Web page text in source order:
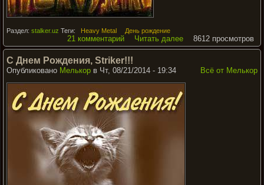
Раздел: stalker.uz Теги: Heavy Metal День рождение
21 комментарий Читать далее 8612 просмотров
С Днем Рождения, Striker!!!
Всё от Мелькор
Опубликовано Мелькор в Чт, 08/21/2014 - 19:34